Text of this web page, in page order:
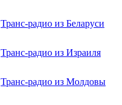
Транс-радио из Беларуси
Транс-радио из Израиля
Транс-радио из Молдовы